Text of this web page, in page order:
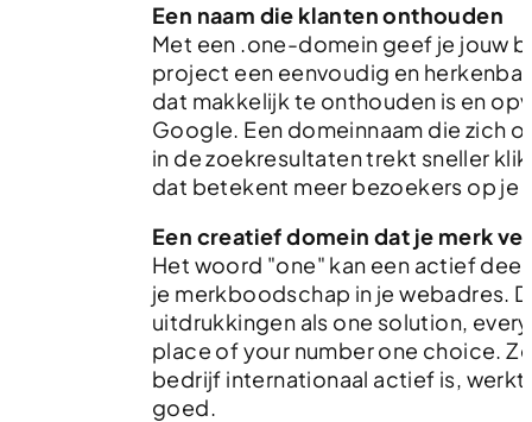
Een naam die klanten onthouden
Met een .one-domein geef je jouw
project een eenvoudig en
dat makkelijk te onthouden is en
Google. Een domeinnaam die zich
in de zoekresultaten trekt sneller
dat betekent meer bezoekers op je
Een creatief domein dat je merk
Het woord "one" kan een actief deel
je merkboodschap in je webadres.
uitdrukkingen als one solution,
place ofyour number one choice.
bedrijf internationaal actief is,
goed.